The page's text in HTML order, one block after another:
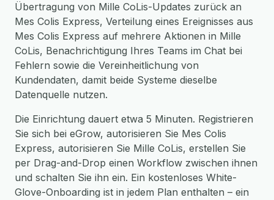
Übertragung von Mille CoLis-Updates zurück an
Mes Colis Express, Verteilung eines Ereignisses aus
Mes Colis Express auf mehrere Aktionen in Mille
CoLis, Benachrichtigung Ihres Teams im Chat bei
Fehlern sowie die Vereinheitlichung von
Kundendaten, damit beide Systeme dieselbe
Datenquelle nutzen.
Die Einrichtung dauert etwa 5 Minuten. Registrieren
Sie sich bei eGrow, autorisieren Sie Mes Colis
Express, autorisieren Sie Mille CoLis, erstellen Sie
per Drag-and-Drop einen Workflow zwischen ihnen
und schalten Sie ihn ein. Ein kostenloses White-
Glove-Onboarding ist in jedem Plan enthalten – ein